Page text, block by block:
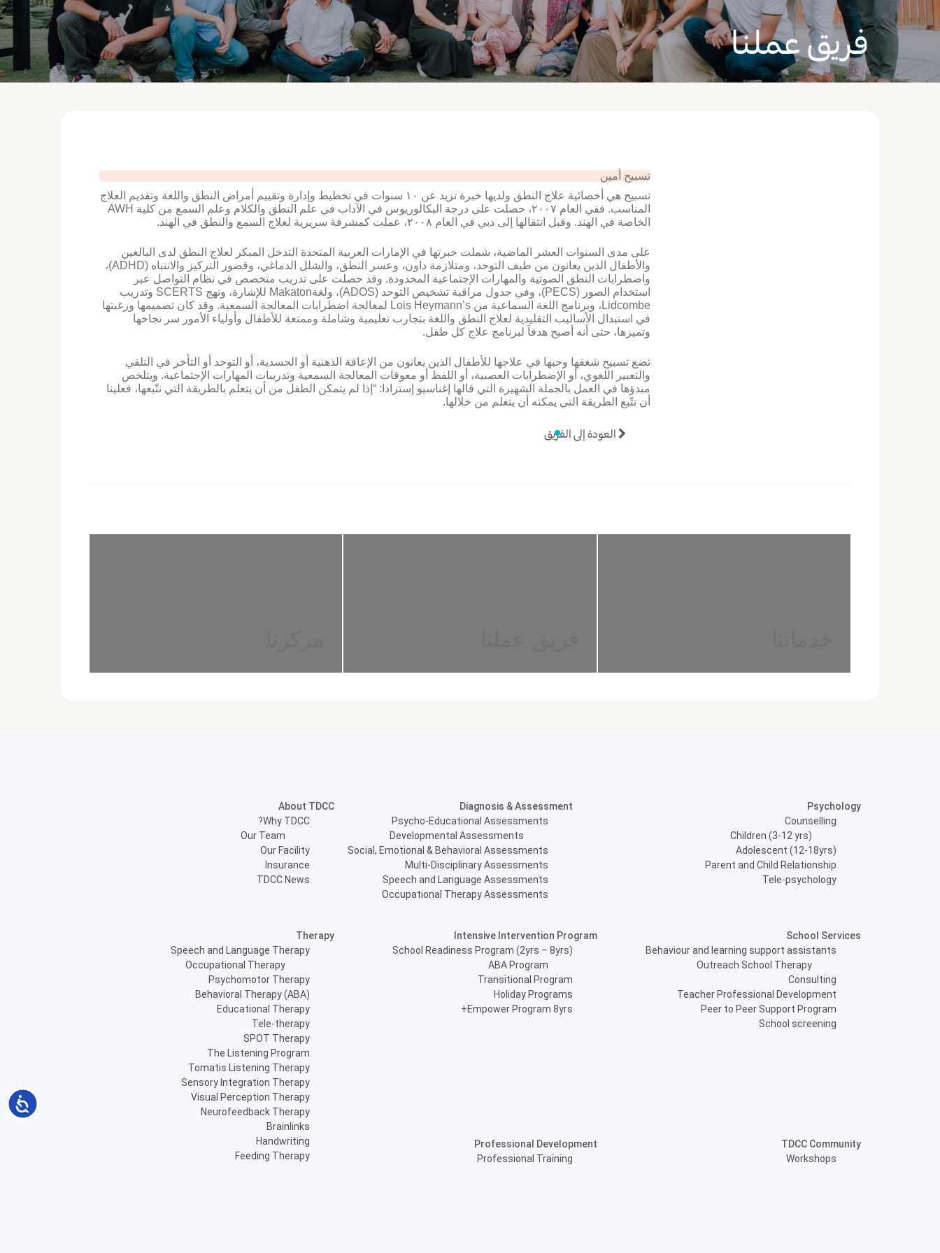
open
an
accessibility
Accessibility
فريق عملنا
تسبيح أمين
تسبيح هي أخصائية علاج النطق ولديها خبرة تزيد عن ١٠ سنوات في تخطيط وإدارة وتقييم أمراض النطق واللغة وتقديم العلاج
المناسب. ففي العام ٢٠٠٧، حصلت على درجة البكالوريوس في الآداب في علم النطق والكلام وعلم السمع من كلية AWH
الخاصة في الهند. وقبل انتقالها إلى دبي في العام ٢٠٠٨، عملت كمشرفة سريرية لعلاج السمع والنطق في الهند.
على مدى السنوات العشر الماضية، شملت خبرتها في الإمارات العربية المتحدة التدخل المبكر لعلاج النطق لدى البالغين
والأطفال الذين يعانون من طيف التوحد، ومتلازمة داون، وعسر النطق، والشلل الدماغي، وقصور التركيز والانتباه (ADHD)،
واضطرابات النطق الصوتية والمهارات الإجتماعية المحدودة. وقد حصلت على تدريب متخصص في نظام التواصل عبر
استخدام الصور (PECS)، وفي جدول مراقبة تشخيص التوحد (ADOS)، ولغةMakaton للإشارة، ونهج SCERTS وتدريب
Lidcombe، وبرنامج اللغة السماعية من Lois Heymann’s لمعالجة اضطرابات المعالجة السمعية. وقد كان تصميمها ورغبتها
في استبدال الأساليب التقليدية لعلاج النطق واللغة بتجارب تعليمية وشاملة وممتعة للأطفال وأولياء الأمور سر نجاحها
وتميزها، حتى أنه أصبح هدفاَ لبرنامج علاج كل طفل.
تضع تسبيح شغفها وحبها في علاجها للأطفال الذين يعانون من الإعاقة الذهنية أو الجسدية، أو التوحد أو التأخر في التلقي
والتعبير اللغوي، أو الإضطرابات العصبية، أو اللفظ أو معوقات المعالجة السمعية وتدريبات المهارات الإجتماعية. ويتلخص
مبدؤها في العمل بالجملة الشهيرة التي قالها إغناسيو إسترادا: “إذا لم يتمكن الطفل من أن يتعلم بالطريقة التي نتّبعها، فعلينا
أن نتّبع الطريقة التي يمكنه أن يتعلم من خلالها.
العودة إلى الفريق
About TDCC
Why TDCC?
Our Team
Our Facility
Insurance
TDCC News
Diagnosis & Assessment
Psycho-Educational Assessments
Developmental Assessments
Social, Emotional & Behavioral Assessments
Multi-Disciplinary Assessments
Speech and Language Assessments
Occupational Therapy Assessments
Psychology
Counselling
Children (3-12 yrs)
Adolescent (12-18yrs)
Parent and Child Relationship
Tele-psychology
Therapy
Speech and Language Therapy
Occupational Therapy
Psychomotor Therapy
Behavioral Therapy (ABA)
Educational Therapy
Tele-therapy
SPOT Therapy
The Listening Program
Tomatis Listening Therapy
Sensory Integration Therapy
Visual Perception Therapy
Neurofeedback Therapy
Brainlinks
Handwriting
Feeding Therapy
Intensive Intervention Program
School Readiness Program (2yrs – 8yrs)
ABA Program
Transitional Program
Holiday Programs
Empower Program 8yrs+
School Services
Behaviour and learning support assistants
Outreach School Therapy
Consulting
Teacher Professional Development
Peer to Peer Support Program
School screening
Professional Development
Professional Training
TDCC Community
Workshops